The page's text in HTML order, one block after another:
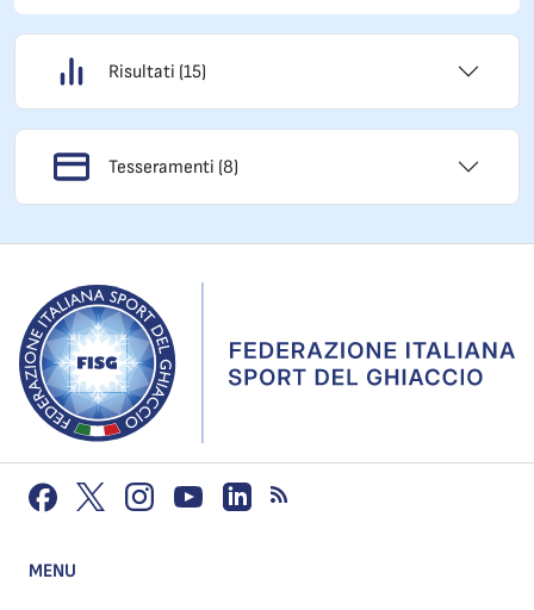
Risultati (15)
Tesseramenti (8)
MENU